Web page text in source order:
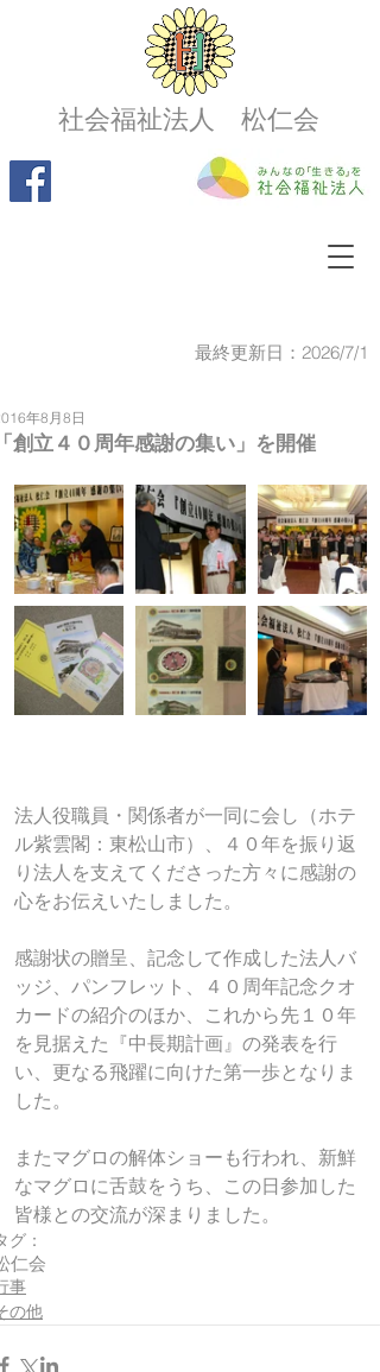
社会福祉法人 松仁会
最終更新日：2026/7/1
創立４０周年感謝の集い」を開催
年8月8日
法人役職員・関係者が一同に会し（ホテ
ル紫雲閣：東松山市）、４０年を振り返
り法人を支えてくださった方々に感謝の
心をお伝えいたしました。
感謝状の贈呈、記念して作成した法人バ
ッジ、パンフレット、４０周年記念クオ
カードの紹介のほか、これから先１０年
を見据えた『中長期計画』の発表を行
い、更なる飛躍に向けた第一歩となりま
した。
またマグロの解体ショーも行われ、新鮮
なマグロに舌鼓をうち、この日参加した
皆様との交流が深まりました。
グ：
仁会
事
の他